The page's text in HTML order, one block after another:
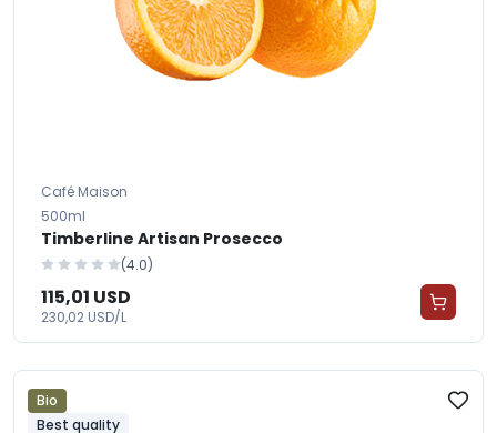
Café Maison
500ml
Timberline Artisan Prosecco
(4.0)
115,01 USD
230,02 USD/L
Bio
Best quality